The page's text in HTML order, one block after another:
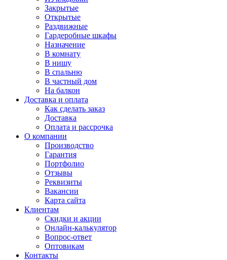
Закрытые
Открытые
Раздвижные
Гардеробные шкафы
Назначение
В комнату
В нишу
В спальню
В частный дом
На балкон
Доставка и оплата
Как сделать заказ
Доставка
Оплата и рассрочка
О компании
Производство
Гарантия
Портфолио
Отзывы
Реквизиты
Вакансии
Карта сайта
Клиентам
Скидки и акции
Онлайн-калькулятор
Вопрос-ответ
Оптовикам
Контакты